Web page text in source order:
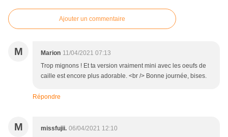
Ajouter un commentaire
M Marion 11/04/2021 07:13
Trop mignons ! Et ta version vraiment mini avec les oeufs de
caille est encore plus adorable. <br /> Bonne journée, bises.
Répondre
M missfujii. 06/04/2021 12:10